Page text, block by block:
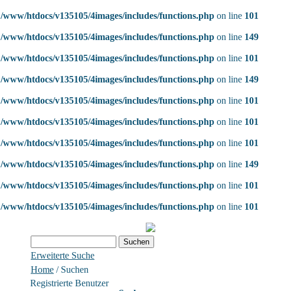
/www/htdocs/v135105/4images/includes/functions.php on line 101
/www/htdocs/v135105/4images/includes/functions.php on line 149
/www/htdocs/v135105/4images/includes/functions.php on line 101
/www/htdocs/v135105/4images/includes/functions.php on line 149
/www/htdocs/v135105/4images/includes/functions.php on line 101
/www/htdocs/v135105/4images/includes/functions.php on line 101
/www/htdocs/v135105/4images/includes/functions.php on line 101
/www/htdocs/v135105/4images/includes/functions.php on line 149
/www/htdocs/v135105/4images/includes/functions.php on line 101
/www/htdocs/v135105/4images/includes/functions.php on line 101
Erweiterte Suche
Home / Suchen
Registrierte Benutzer